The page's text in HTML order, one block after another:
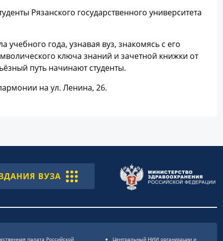
Рязанского государственного университета
учебного года, узнавая вуз, знакомясь с его
ключа знаний и зачетной книжки от
путь начинают студенты.
на ул. Ленина, 26.
ВУЗА
палата Российской Центральный НИИ организации и